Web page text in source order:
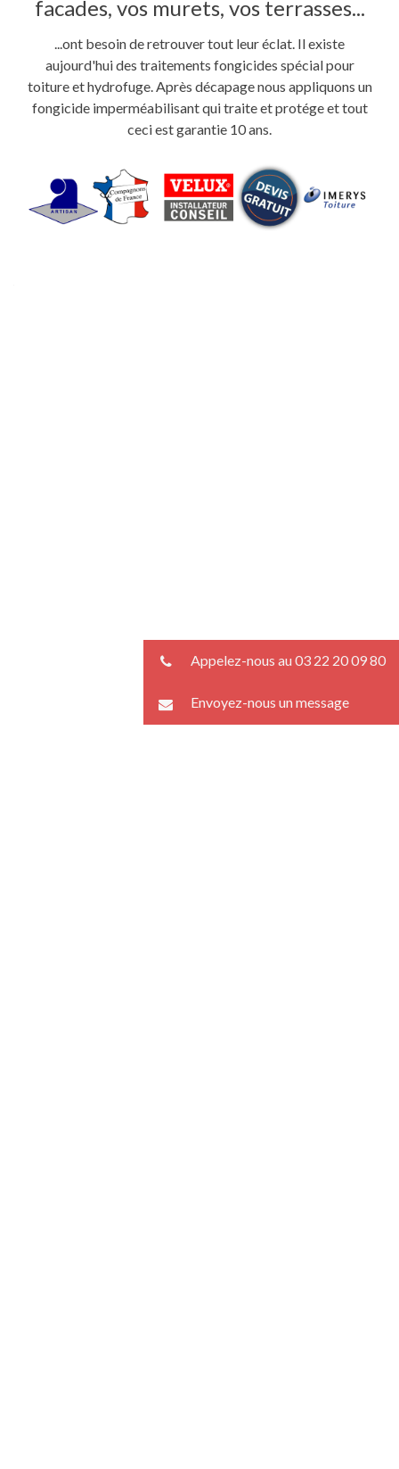
facades, vos murets, vos terrasses...
...ont besoin de retrouver tout leur éclat. Il existe
aujourd'hui des traitements fongicides spécial pour
toiture et hydrofuge. Après décapage nous appliquons un
fongicide imperméabilisant qui traite et protége et tout
ceci est garantie 10 ans.
Appelez-nous au 03 22 20 09 80
Envoyez-nous un message